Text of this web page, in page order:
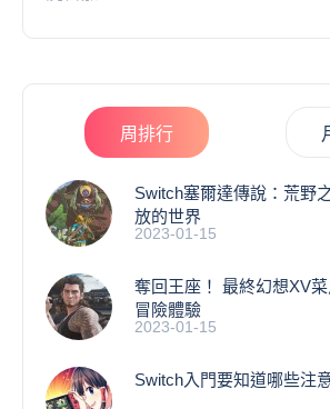
周排行
Switch塞爾達傳說：荒野
放的世界
2023-01-15
奪回王座！ 最終幻想XV
冒險體驗
2023-01-15
Switch入門要知道哪些注